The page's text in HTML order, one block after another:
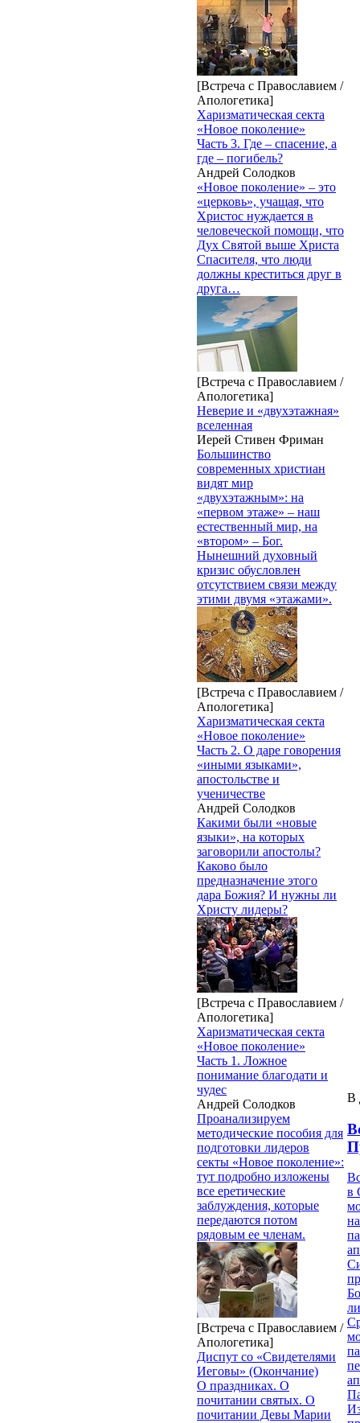
[Встреча с Православием /
Апологетика]
Харизматическая секта
«Новое поколение»
Часть 3. Где – спасение, а
где – погибель?
Андрей Солодков
«Новое поколение» – это
«церковь», учащая, что
Христос нуждается в
человеческой помощи, что
Дух Святой выше Христа
Спасителя, что люди
должны креститься друг в
друга…
[Встреча с Православием /
Апологетика]
Неверие и «двухэтажная»
вселенная
Иерей Стивен Фриман
Большинство
современных христиан
видят мир
«двухэтажным»: на
«первом этаже» – наш
естественный мир, на
«втором» – Бог.
Нынешний духовный
кризис обусловлен
отсутствием связи между
этими двумя «этажами».
[Встреча с Православием /
Апологетика]
Харизматическая секта
«Новое поколение»
Часть 2. О даре говорения
«иными языками»,
апостольстве и
ученичестве
Андрей Солодков
Какими были «новые
языки», на которых
заговорили апостолы?
Каково было
предназначение этого
дара Божия? И нужны ли
Христу лидеры?
[Встреча с Православием /
Апологетика]
Харизматическая секта
«Новое поколение»
Часть 1. Ложное
понимание благодати и
чудес
Андрей Солодков
Проанализируем
методические пособия для
подготовки лидеров
секты «Новое поколение»:
тут подробно изложены
все еретические
заблуждения, которые
передаются потом
рядовым ее членам.
[Встреча с Православием /
Апологетика]
Диспут со «Свидетелями
Иеговы» (Окончание)
О праздниках. О
почитании святых. О
почитании Девы Марии
В
в